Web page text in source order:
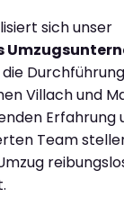
sich unser
Villach und
Erfahrung
Team